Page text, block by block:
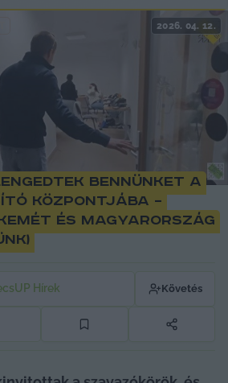
2026. 04. 12.
bennünket a
központjába –
és Magyarország
Hírek Követés